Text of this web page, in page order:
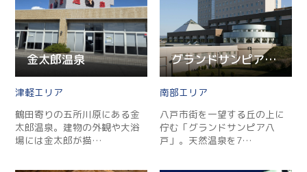
金太郎温泉
津軽
鶴田寄りの五所川原にある金
太郎温泉。建物の外観や大浴
場には金太郎が描…
グランドサンピア八戸
南部
八戸市街を一望する丘の上に
佇む「グランドサンピア八
戸」。天然温泉を7…